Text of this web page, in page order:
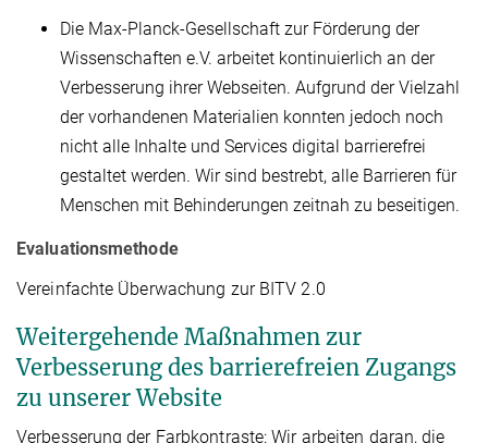
Die Max-Planck-Gesellschaft zur Förderung der
Wissenschaften e.V. arbeitet kontinuierlich an der
Verbesserung ihrer Webseiten. Aufgrund der Vielzahl
der vorhandenen Materialien konnten jedoch noch
nicht alle Inhalte und Services digital barrierefrei
gestaltet werden. Wir sind bestrebt, alle Barrieren für
Menschen mit Behinderungen zeitnah zu beseitigen.
Evaluationsmethode
Vereinfachte Überwachung zur BITV 2.0
Weitergehende Maßnahmen zur
Verbesserung des barrierefreien Zugangs
zu unserer Website
Verbesserung der Farbkontraste: Wir arbeiten daran, die